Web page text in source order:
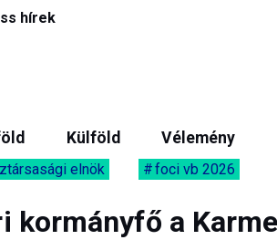
hírek
Külföld Vélemény
elnök foci vb 2026
kormányfő a